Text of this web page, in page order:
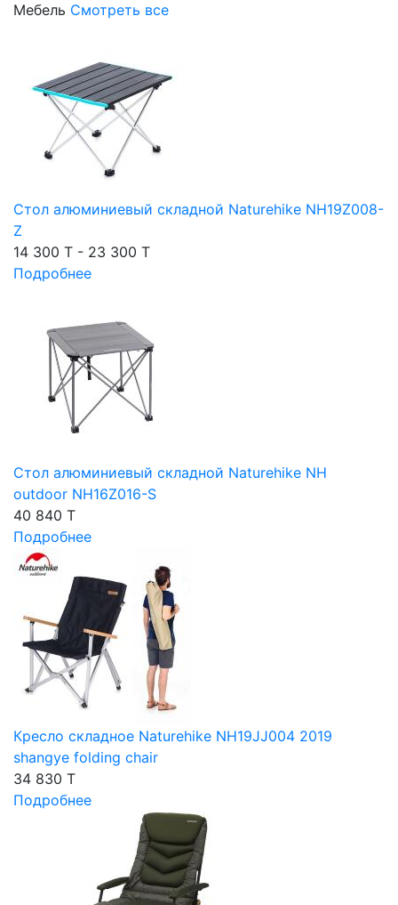
Мебель Смотреть все
Стол алюминиевый складной Naturehike NH19Z008-
Z
14 300 T - 23 300 T
Подробнее
Стол алюминиевый складной Naturehike NH
outdoor NH16Z016-S
40 840 T
Подробнее
Кресло складное Naturehike NH19JJ004 2019
shangye folding chair
34 830 T
Подробнее